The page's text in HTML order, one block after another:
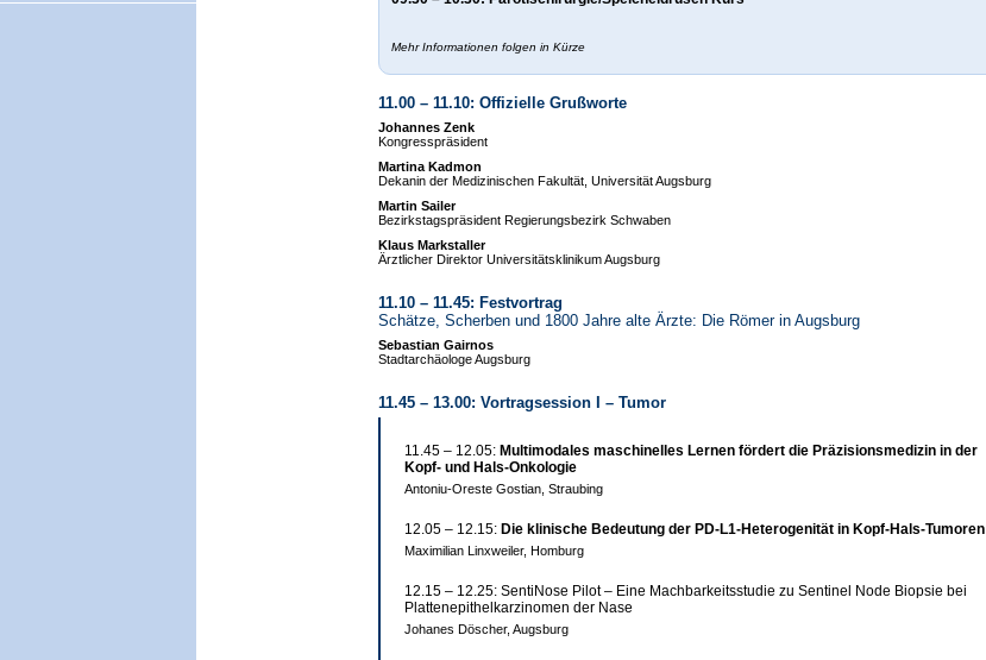
Mehr Informationen folgen in Kürze
11.00 – 11.10: Offizielle Grußworte
Johannes Zenk
Kongresspräsident
Martina Kadmon
Dekanin der Medizinischen Fakultät, Universität Augsburg
Martin Sailer
Bezirkstagspräsident Regierungsbezirk Schwaben
Klaus Markstaller
Ärztlicher Direktor Universitätsklinikum Augsburg
11.10 – 11.45: Festvortrag
Schätze, Scherben und 1800 Jahre alte Ärzte: Die Römer in Augsburg
Sebastian Gairnos
Stadtarchäologe Augsburg
11.45 – 13.00: Vortragsession I – Tumor
11.45 – 12.05: Multimodales maschinelles Lernen fördert die Präzisionsmedizin in der
Kopf- und Hals-Onkologie
Antoniu-Oreste Gostian, Straubing
12.05 – 12.15: Die klinische Bedeutung der PD-L1-Heterogenität in Kopf-Hals-Tumoren
Maximilian Linxweiler, Homburg
12.15 – 12.25: SentiNose Pilot – Eine Machbarkeitsstudie zu Sentinel Node Biopsie bei
Plattenepithelkarzinomen der Nase
Johanes Döscher, Augsburg